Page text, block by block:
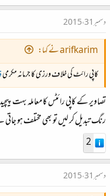
دسمبر 31، 2015
arifkarim نے کہا:
کاپی رائٹ کی خلاف ورزی کا جرمانہ مکرمی
تصاویر کے کاپی رائٹس کا معاملہ بہت
رنگ تبدیل کر لیں تو بھی مختلف ہو جاتی
2
دسمبر 31، 2015